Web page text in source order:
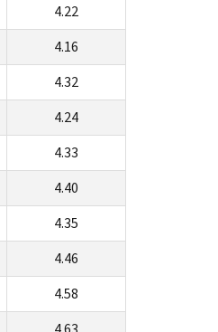
4.22
4.16
4.32
4.24
4.33
4.40
4.35
4.46
4.58